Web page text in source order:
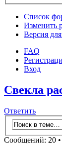
Список
Изменить
Версия
FAQ
Вход
Свекла
Ответить
Сообщений: 20